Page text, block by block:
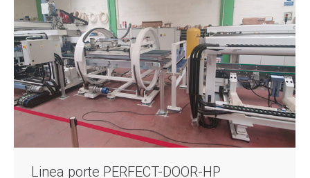
Linea porte PERFECT-DOOR-HP